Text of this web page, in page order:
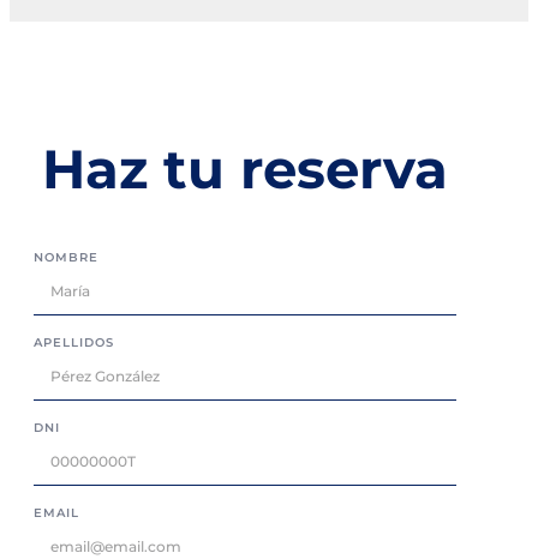
Haz tu reserva
NOMBRE
APELLIDOS
DNI
EMAIL